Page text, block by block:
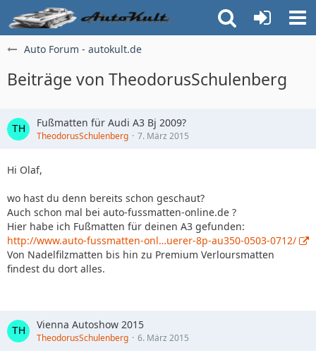
Auto Forum - autokult.de
Beiträge von TheodorusSchulenberg
Fußmatten für Audi A3 Bj 2009?
TheodorusSchulenberg 7. März 2015
Hi Olaf,
wo hast du denn bereits schon geschaut?
Auch schon mal bei auto-fussmatten-online.de ?
Hier habe ich Fußmatten für deinen A3 gefunden:
http://www.auto-fussmatten-onl…uerer-8p-au350-0503-0712/
Von Nadelfilzmatten bis hin zu Premium Verloursmatten
findest du dort alles.
Vienna Autoshow 2015
TheodorusSchulenberg 6. März 2015